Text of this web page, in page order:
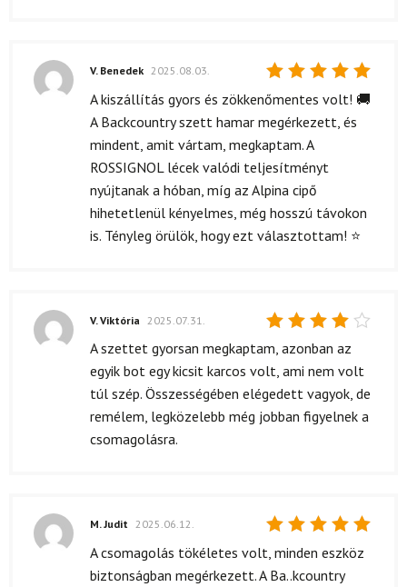
Értékelés:
V. Benedek 2025.08.03.
A kiszállítás gyors és zökkenőmentes volt! 🚚
A Backcountry szett hamar megérkezett, és
mindent, amit vártam, megkaptam. A
ROSSIGNOL lécek valódi teljesítményt
nyújtanak a hóban, míg az Alpina cipő
hihetetlenül kényelmes, még hosszú távokon
is. Tényleg örülök, hogy ezt választottam! ⭐
Értékelés:
4
V. Viktória 2025.07.31.
A szettet gyorsan megkaptam, azonban az
egyik bot egy kicsit karcos volt, ami nem volt
túl szép. Összességében elégedett vagyok, de
remélem, legközelebb még jobban figyelnek a
csomagolásra.
Értékelés:
5
M. Judit 2025.06.12.
A csomagolás tökéletes volt, minden eszköz
biztonságban megérkezett. A Ba..kcountry